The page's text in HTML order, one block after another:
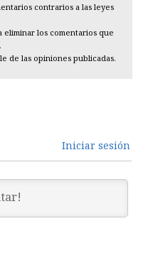
contrarios a las leyes
eliminar los comentarios que
de las opiniones publicadas.
Iniciar sesión